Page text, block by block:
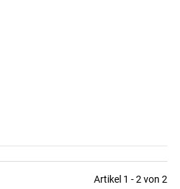
Artikel 1 - 2 von 2